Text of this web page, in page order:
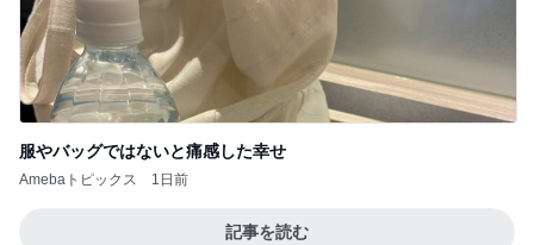
服やバッグではないと痛感した幸せ
Amebaトピックス 1日前
記事を読む
Amebaトピックス 18時間前